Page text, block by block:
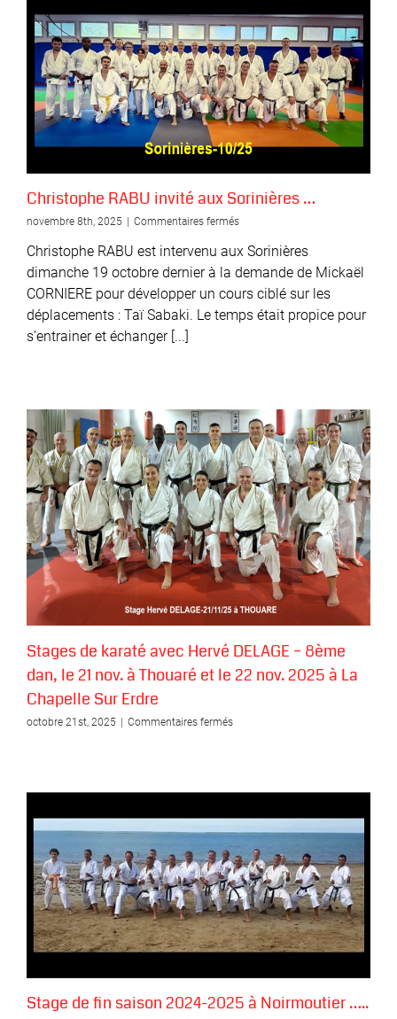
Sorinières,
La
Chapelaine
participe
….
Christophe RABU invité aux Sorinières …
novembre 8th, 2025 Commentaires ferméssur
RABU
invité
Sorinières
…
Christophe RABU est intervenu aux Sorinières
dimanche 19 octobre dernier à la demande de Mickaël
CORNIERE pour développer un cours ciblé sur les
déplacements : Taï Sabaki. Le temps était propice pour
s’entrainer et échanger [...]
Stages de karaté avec Hervé DELAGE – 8ème
dan, le 21 nov. à Thouaré et le 22 nov. 2025 à La
Chapelle Sur Erdre
octobre 21st, 2025 | Commentaires ferméssur
DELAGE
–
8ème
dan,
le
21
nov.
à
Thouaré
le
nov.
Stage de fin saison 2024-2025 à Noirmoutier …..